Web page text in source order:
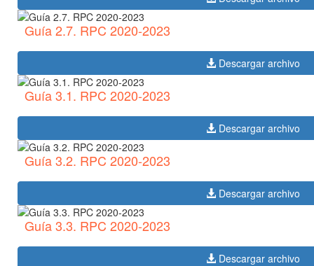
Guía 2.7. RPC 2020-2023
Descargar archivo
Guía 3.1. RPC 2020-2023
Descargar archivo
Guía 3.2. RPC 2020-2023
Descargar archivo
Guía 3.3. RPC 2020-2023
Descargar archivo